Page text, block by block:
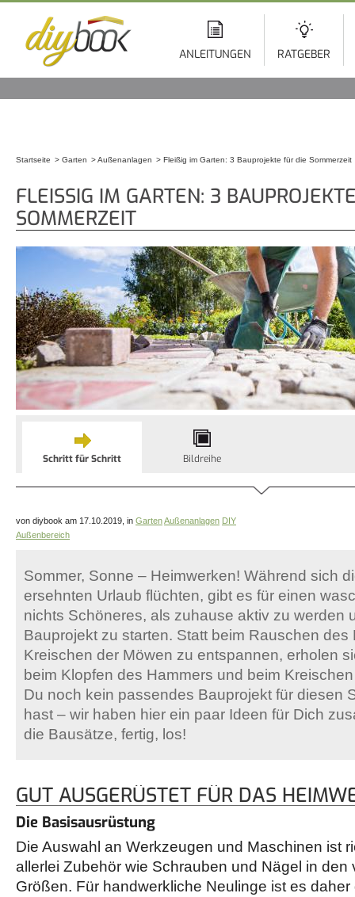
ANLEITUNGEN RATGEBER
Startseite Garten Außenanlagen Fleißig im Garten: 3 Bauprojekte für die Sommerzeit
FLEISSIG IM GARTEN: 3 BAUPROJEKTE
OMMERZEIT
Schritt für Schritt Bildreihe
von diybook am 17.10.2019, in GartenAußenanlagen DIY
Außenbereich
Sommer, Sonne – Heimwerken! Während sich
ersehnten Urlaub flüchten, gibt es für einen
nichts Schöneres, als zuhause aktiv zu werden
Bauprojekt zu starten. Statt beim Rauschen des
Kreischen der Möwen zu entspannen, erholen
beim Klopfen des Hammers und beim
Du noch kein passendes Bauprojekt für diesen
hast – wir haben hier ein paar Ideen für Dich
die Bausätze, fertig, los!
GUT AUSGERÜSTET FÜR DAS
Die Basisausrüstung
Die Auswahl an Werkzeugen und Maschinen ist
allerlei Zubehör wie Schrauben und Nägel in den
Größen. Für handwerkliche Neulinge ist es